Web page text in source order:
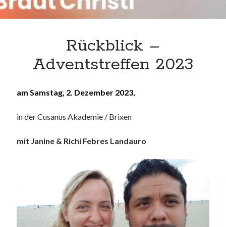
Anmelden
Kommentar-Feed
Rückblick –
Adventstreffen 2023
am Samstag, 2. Dezember 2023,
in der Cusanus Akademie / Brixen
mit Janine & Richi Febres Landauro